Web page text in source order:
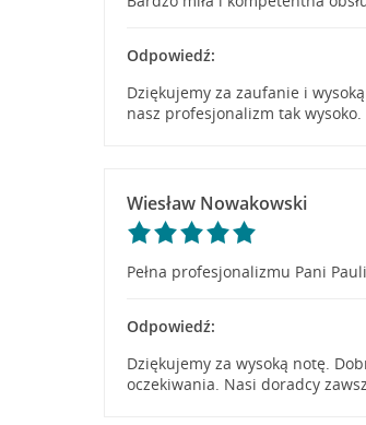
Odpowiedź:
Dziękujemy za zaufanie i
nasz profesjonalizm tak wysoko.
Wiesław Nowakowski
Pełna profesjonalizmu Pani
Odpowiedź:
Dziękujemy za wysoką notę.
oczekiwania. Nasi doradcy